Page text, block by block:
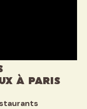
à Paris